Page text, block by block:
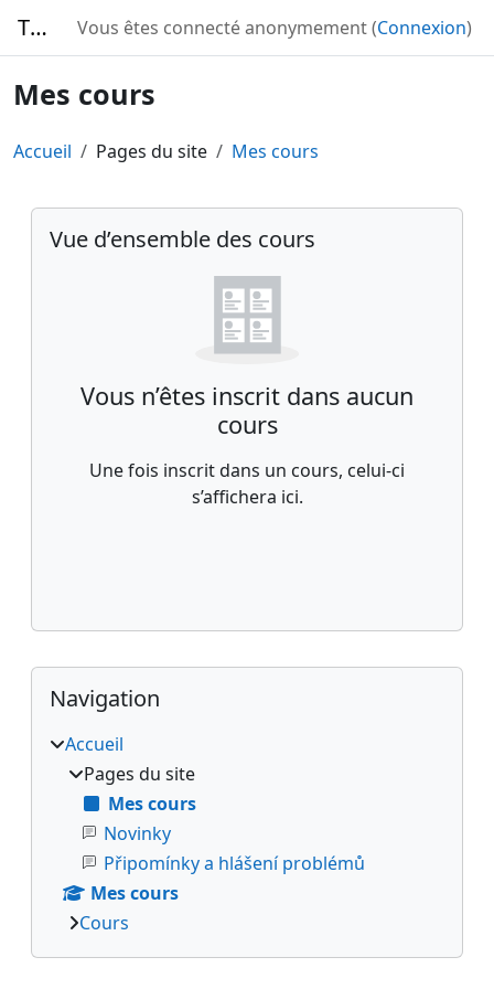
TURBO Vous êtes connecté anonymement (Connexion)
Mes cours
Accueil Pages du site Mes cours
Blocs du contenu principal
Passer Vue d’ensemble des cours
Vue d’ensemble des cours
Vous n’êtes inscrit dans aucun
cours
Une fois inscrit dans un cours, celui-ci
s’affichera ici.
Blocs
Passer Navigation
Navigation
Accueil
Pages du site
Mes cours
Novinky
Připomínky a hlášení problémů
Mes cours
Cours